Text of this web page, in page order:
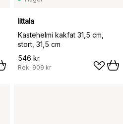
Iittala
Kastehelmi kakfat 31,5 cm,
stort, 31,5 cm
546 kr
Rek. 909 kr